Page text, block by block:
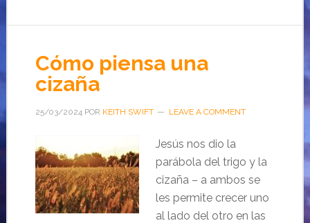
Cómo piensa una
cizaña
25/03/2024POR KEITH SWIFT LEAVE A COMMENT
Jesús nos dio la
parábola del trigo y la
cizaña – a ambos se
les permite crecer uno
al lado del otro en las